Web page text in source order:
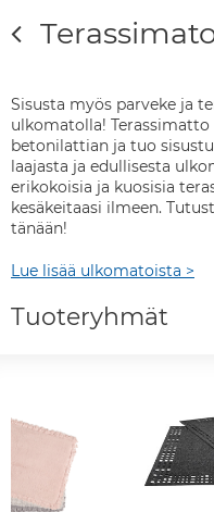
Sisusta myös parveke ja
ulkomatolla!
betonilattian ja tuo
laajasta ja edullisesta
erikokoisia ja kuosisia
kesäkeitaasi ilmeen.
tänään!
Lue lisää ulkomatoista >
Tuoteryhmät